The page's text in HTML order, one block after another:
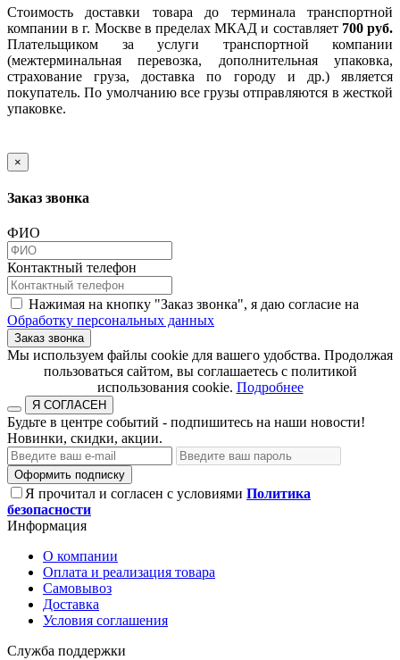
Стоимость доставки товара до терминала транспортной
компании в г. Москве в пределах МКАД и составляет 700 руб.
Плательщиком за услуги транспортной компании
(межтерминальная перевозка, дополнительная упаковка,
страхование груза, доставка по городу и др.) является
покупатель. По умолчанию все грузы отправляются в жесткой
упаковке.
×
Заказ звонка
ФИО
Контактный телефон
Нажимая на кнопку "Заказ звонка", я даю согласие на
Обработку персональных данных
Заказ звонка
​​​​​​​Мы используем файлы cookie для вашего удобства. Продолжая
пользоваться сайтом, вы соглашаетесь с политикой
использования cookie.​​​​​​​ Подробнее
Я СОГЛАСЕН
Будьте в центре событий - подпишитесь на наши новости!
Новинки, скидки, акции.
Оформить подписку
Я прочитал и согласен с условиями Политика
безопасности
Информация
О компании
Оплата и реализация товара
Самовывоз
Доставка
Условия соглашения
Служба поддержки